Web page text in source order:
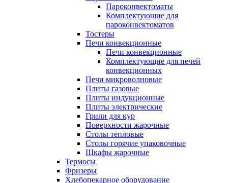
Пароконвектоматы
Комплектующие для
пароконвектоматов
Тостеры
Печи конвекционные
Печи конвекционные
Комплектующие для печей
конвекционных
Печи микроволновые
Плиты газовые
Плиты индукционные
Плиты электрические
Грили для кур
Поверхности жарочные
Столы тепловые
Столы горячие упаковочные
Шкафы жарочные
Термосы
Фризеры
Хлебопекарное оборудование